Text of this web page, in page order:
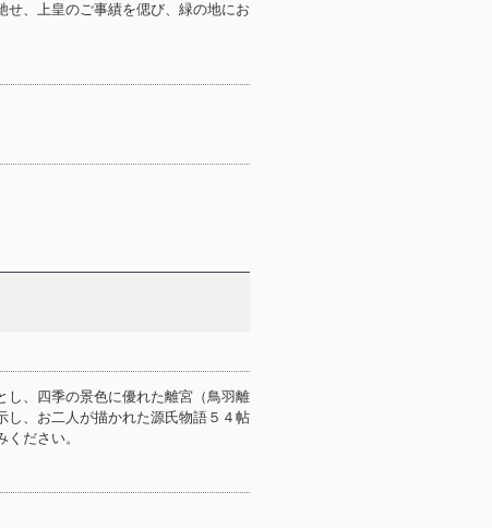
、上皇のご事績を偲び、緑の地にお
し、四季の景色に優れた離宮（鳥羽離
し、お二人が描かれた源氏物語５４帖
ださい。